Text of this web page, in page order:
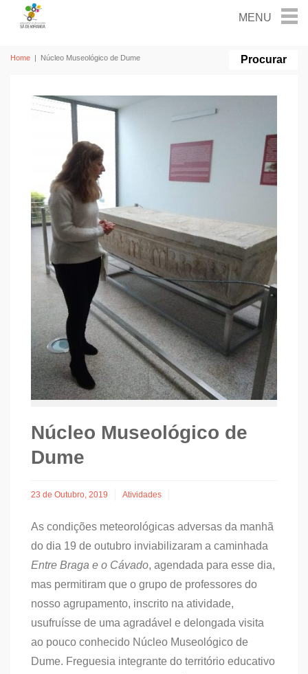
Home | Núcleo Museológico de Dume
Núcleo Museológico de
Dume
23 de Outubro, 2019 Atividades
As condições meteorológicas adversas da manhã
do dia 19 de outubro inviabilizaram a caminhada
Entre Braga e o Cávado, agendada para esse dia,
mas permitiram que o grupo de professores do
nosso agrupamento, inscrito na atividade,
usufruísse de uma agradável e delongada visita
ao pouco conhecido Núcleo Museológico de
Dume. Freguesia integrante do território educativo